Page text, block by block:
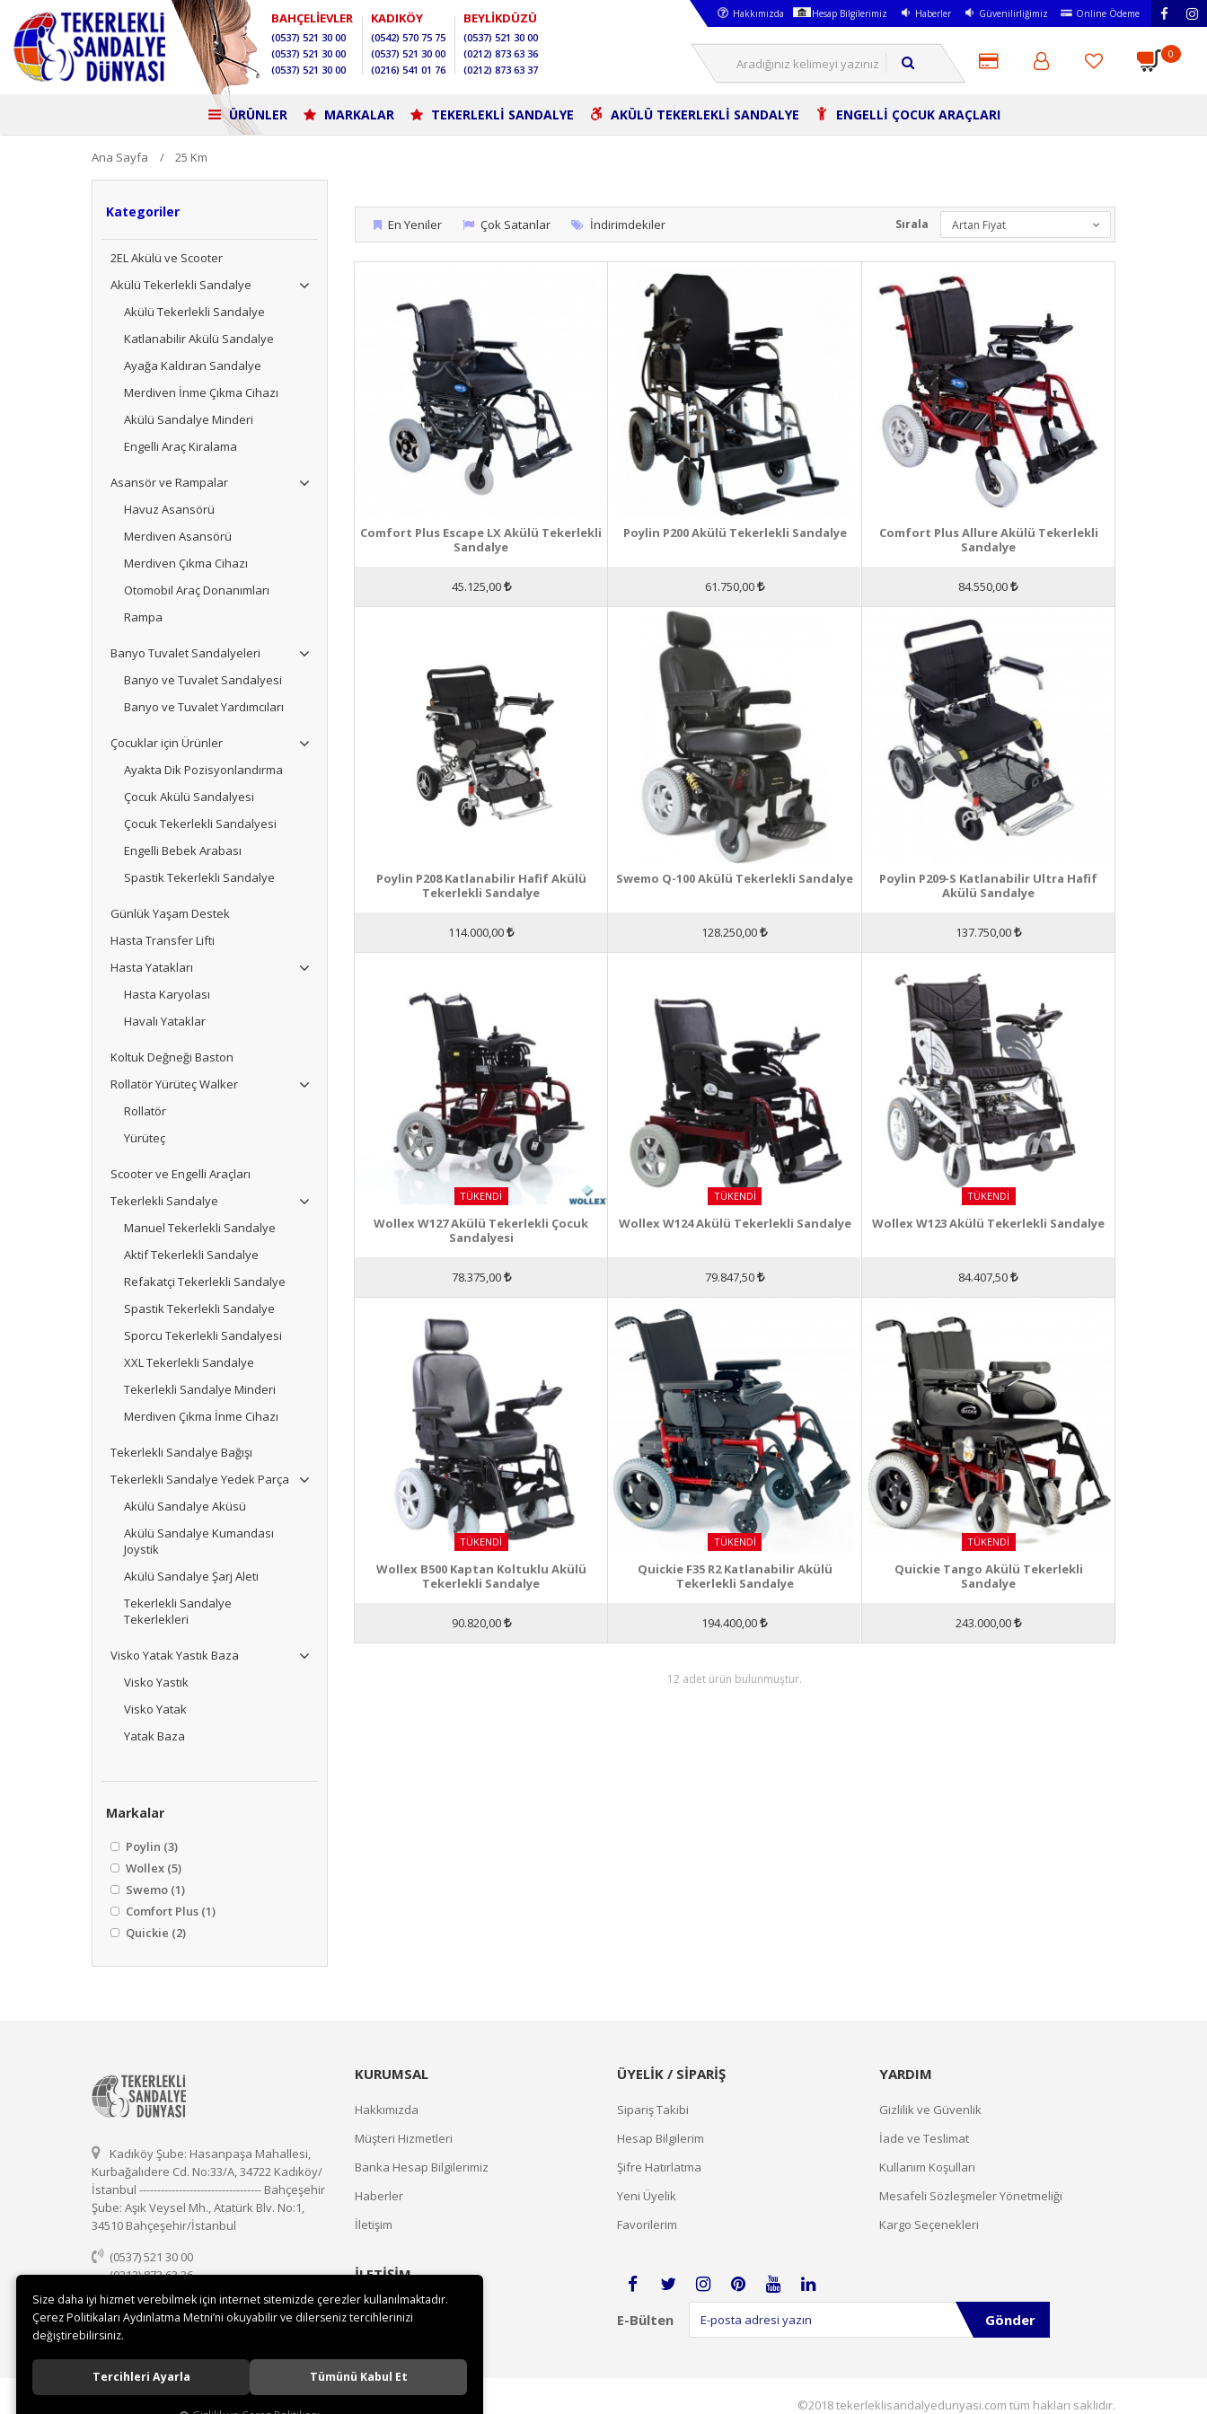
BAHÇELİEVLER
(0537) 521 30 00
(0537) 521 30 00
(0537) 521 30 00
KADIKÖY
(0542) 570 75 75
(0537) 521 30 00
(0216) 541 01 76
BEYLİKDÜZÜ
(0537) 521 30 00
(0212) 873 63 36
(0212) 873 63 37
Hakkımızda Hesap Bilgilerimiz Haberler Güvenilirliğimiz Online Ödeme
0
ÜRÜNLER MARKALAR TEKERLEKLİ SANDALYE AKÜLÜ TEKERLEKLİ SANDALYE ENGELLİ ÇOCUK ARAÇLARI
Ana Sayfa 25 Km
Kategoriler
2EL Akülü ve Scooter
Akülü Tekerlekli Sandalye
Akülü Tekerlekli Sandalye
Katlanabilir Akülü Sandalye
Ayağa Kaldıran Sandalye
Merdiven İnme Çıkma Cihazı
Akülü Sandalye Minderi
Engelli Araç Kiralama
Asansör ve Rampalar
Havuz Asansörü
Merdiven Asansörü
Merdiven Çıkma Cihazı
Otomobil Araç Donanımları
Rampa
Banyo Tuvalet Sandalyeleri
Banyo ve Tuvalet Sandalyesi
Banyo ve Tuvalet Yardımcıları
Çocuklar için Ürünler
Ayakta Dik Pozisyonlandırma
Çocuk Akülü Sandalyesi
Çocuk Tekerlekli Sandalyesi
Engelli Bebek Arabası
Spastik Tekerlekli Sandalye
Günlük Yaşam Destek
Hasta Transfer Lifti
Hasta Yatakları
Hasta Karyolası
Havalı Yataklar
Koltuk Değneği Baston
Rollatör Yürüteç Walker
Rollatör
Yürüteç
Scooter ve Engelli Araçları
Tekerlekli Sandalye
Manuel Tekerlekli Sandalye
Aktif Tekerlekli Sandalye
Refakatçi Tekerlekli Sandalye
Spastik Tekerlekli Sandalye
Sporcu Tekerlekli Sandalyesi
XXL Tekerlekli Sandalye
Tekerlekli Sandalye Minderi
Merdiven Çıkma İnme Cihazı
Tekerlekli Sandalye Bağışı
Tekerlekli Sandalye Yedek Parça
Akülü Sandalye Aküsü
Akülü Sandalye Kumandası
Joystik
Akülü Sandalye Şarj Aleti
Tekerlekli Sandalye
Tekerlekleri
Visko Yatak Yastık Baza
Visko Yastık
Visko Yatak
Yatak Baza
Markalar
Poylin (3)
Wollex (5)
Swemo (1)
Comfort Plus (1)
Quickie (2)
En Yeniler Çok Satanlar İndirimdekiler Sırala
Comfort Plus Escape LX Akülü Tekerlekli
Sandalye
45.125,00
Poylin P200 Akülü Tekerlekli Sandalye
61.750,00
Comfort Plus Allure Akülü Tekerlekli
Sandalye
84.550,00
Poylin P208 Katlanabilir Hafif Akülü
Tekerlekli Sandalye
114.000,00
Swemo Q-100 Akülü Tekerlekli Sandalye
128.250,00
Poylin P209-S Katlanabilir Ultra Hafif
Akülü Sandalye
137.750,00
TÜKENDI
Wollex W127 Akülü Tekerlekli Çocuk
Sandalyesi
78.375,00
TÜKENDI
Wollex W124 Akülü Tekerlekli Sandalye
79.847,50
TÜKENDI
Wollex W123 Akülü Tekerlekli Sandalye
84.407,50
TÜKENDI
Wollex B500 Kaptan Koltuklu Akülü
Tekerlekli Sandalye
90.820,00
TÜKENDI
Quickie F35 R2 Katlanabilir Akülü
Tekerlekli Sandalye
194.400,00
TÜKENDI
Quickie Tango Akülü Tekerlekli
Sandalye
243.000,00
12 adet ürün bulunmuştur.
Kadıköy Şube: Hasanpaşa Mahallesi,
Kurbağalıdere Cd. No:33/A, 34722 Kadıköy/
İstanbul ---------------------------------- Bahçeşehir
Şube: Aşık Veysel Mh., Atatürk Blv. No:1,
34510 Bahçeşehir/İstanbul
(0537) 521 30 00
(0212) 873 63 36
(0537) 521 30 00
satis@tekerleklisandalyedunyasi.com
KURUMSAL
Hakkımızda
Müşteri Hizmetleri
Banka Hesap Bilgilerimiz
Haberler
İletişim
ÜYELİK / SİPARİŞ
Sipariş Takibi
Hesap Bilgilerim
Şifre Hatırlatma
Yeni Üyelik
Favorilerim
YARDIM
Gizlilik ve Güvenlik
İade ve Teslimat
Kullanım Koşulları
Mesafeli Sözleşmeler Yönetmeliği
Kargo Seçenekleri
İLETİŞİM
E-Bülten Gönder
©2018 tekerleklisandalyedunyasi.com tüm hakları saklıdır.
Size daha iyi hizmet verebilmek için internet sitemizde çerezler kullanılmaktadır.
Çerez Politikaları Aydınlatma Metni’ni okuyabilir ve dilerseniz tercihlerinizi
değiştirebilirsiniz.
Tercihleri Ayarla Tümünü Kabul Et